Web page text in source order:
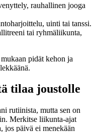
rauhallinen jooga
uinti tai tanssi.
tai ryhmäliikunta,
pidät kehon ja
tilaa joustolle
rutiinista, mutta sen on
Merkitse liikunta-ajat
jos päivä ei menekään